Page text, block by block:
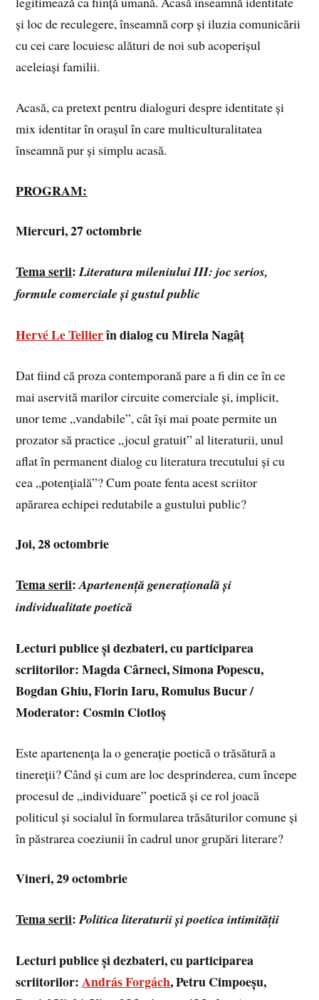
și loc de reculegere, înseamnă corp și iluzia comunicării
cu cei care locuiesc alături de noi sub acoperișul
aceleiași familii.
Acasă, ca pretext pentru dialoguri despre identitate și
mix identitar în orașul în care multiculturalitatea
înseamnă pur și simplu acasă.
PROGRAM:
Miercuri, 27 octombrie
Tema serii:Literatura mileniului III: joc serios,
formule comerciale și gustul public
Hervé Le Tellierîn dialog cu Mirela Nagâț
Dat fiind că proza contemporană pare a fi din ce în ce
mai aservită marilor circuite comerciale și, implicit,
unor teme „vandabile”, cât își mai poate permite un
prozator să practice „jocul gratuit” al literaturii, unul
aflat în permanent dialog cu literatura trecutului și cu
cea „potențială”? Cum poate fenta acest scriitor
apărarea echipei redutabile a gustului public?
Joi, 28 octombrie
Tema serii:Apartenență generațională și
individualitate poetică
Lecturi publice și dezbateri, cu participarea
scriitorilor: Magda Cârneci, Simona Popescu,
Bogdan Ghiu, Florin Iaru, Romulus Bucur /
Moderator: Cosmin Ciotloș
Este apartenența la o generație poetică o trăsătură a
tinereții? Când și cum are loc desprinderea, cum începe
procesul de „individuare” poetică și ce rol joacă
politicul și socialul în formularea trăsăturilor comune și
în păstrarea coeziunii în cadrul unor grupări literare?
Vineri, 29 octombrie
Tema serii:Politica literaturii și poetica intimității
Lecturi publice și dezbateri, cu participarea
scriitorilor:András Forgách, Petru Cimpoeșu,